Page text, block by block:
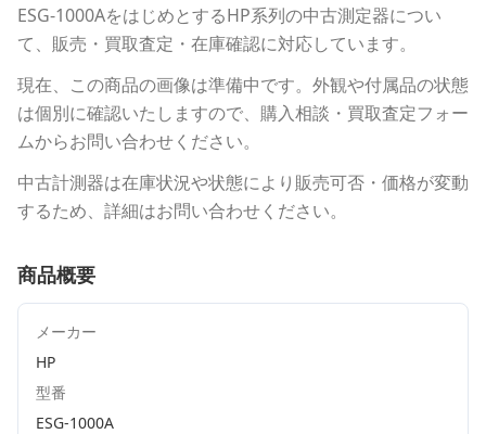
ESG-1000AをはじめとするHP系列の中古測定器につい
て、販売・買取査定・在庫確認に対応しています。
現在、この商品の画像は準備中です。外観や付属品の状態
は個別に確認いたしますので、購入相談・買取査定フォー
ムからお問い合わせください。
中古計測器は在庫状況や状態により販売可否・価格が変動
するため、詳細はお問い合わせください。
商品概要
メーカー
HP
型番
ESG-1000A